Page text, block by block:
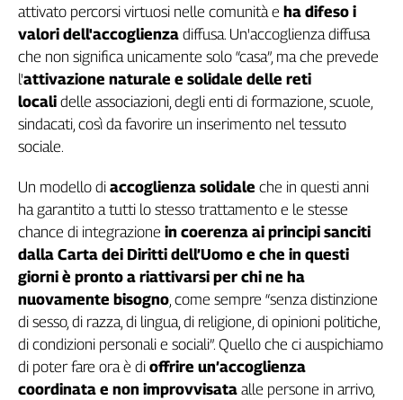
Territori
Abruzzo-
Alto
Adige
Basilicata
Campania
Emilia-
Romagna
Friuli
Giulia
Lazio
Liguria
Lombardia
Marche
attivato percorsi virtuosi nelle comunità e ha difeso i
valori dell'accoglienza diffusa. Un'accoglienza diffusa
che non significa unicamente solo “casa”, ma che prevede
l'attivazione naturale e solidale delle reti
locali delle associazioni, degli enti di formazione, scuole,
sindacati, così da favorire un inserimento nel tessuto
sociale.
Un modello di accoglienza solidale che in questi anni
ha garantito a tutti lo stesso trattamento e le stesse
chance di integrazione in coerenza ai principi sanciti
dalla Carta dei Diritti dell’Uomo e che in questi
giorni è pronto a riattivarsi per chi ne ha
nuovamente bisogno, come sempre “senza distinzione
di sesso, di razza, di lingua, di religione, di opinioni politiche,
di condizioni personali e sociali”. Quello che ci auspichiamo
di poter fare ora è di offrire un’accoglienza
coordinata e non improvvisata alle persone in arrivo,